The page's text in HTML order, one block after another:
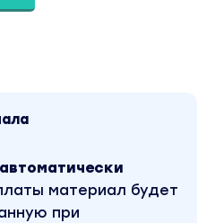
материал будет
при